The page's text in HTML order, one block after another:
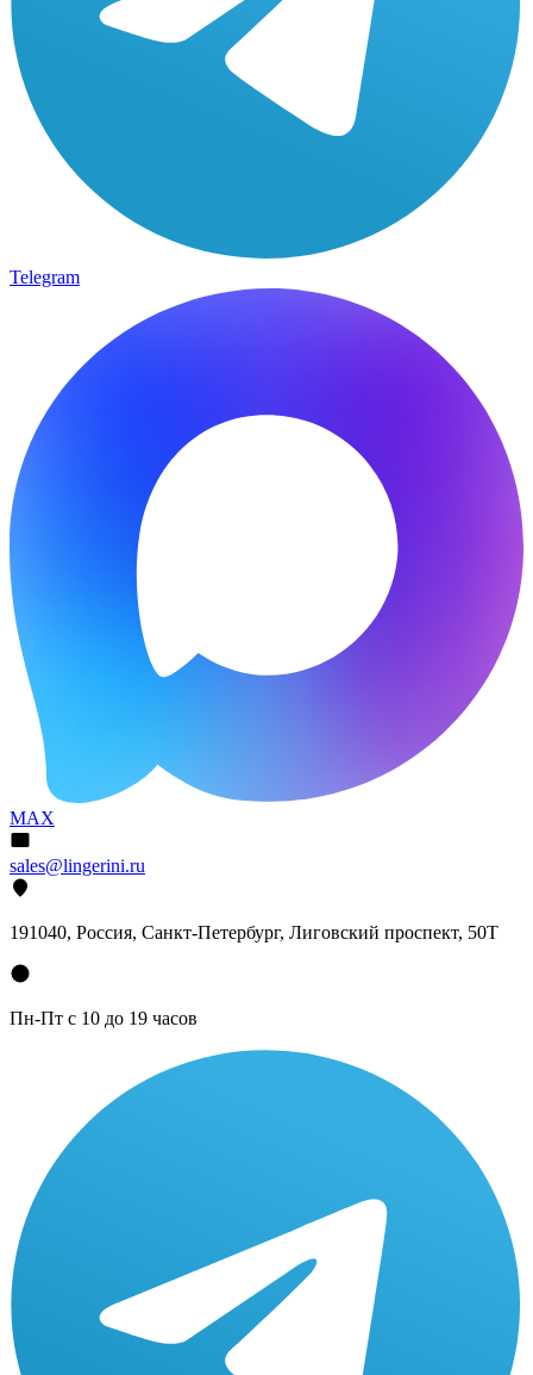
Telegram
MAX
sales@lingerini.ru
191040, Россия, Санкт-Петербург, Лиговский проспект, 50Т
Пн-Пт с 10 до 19 часов